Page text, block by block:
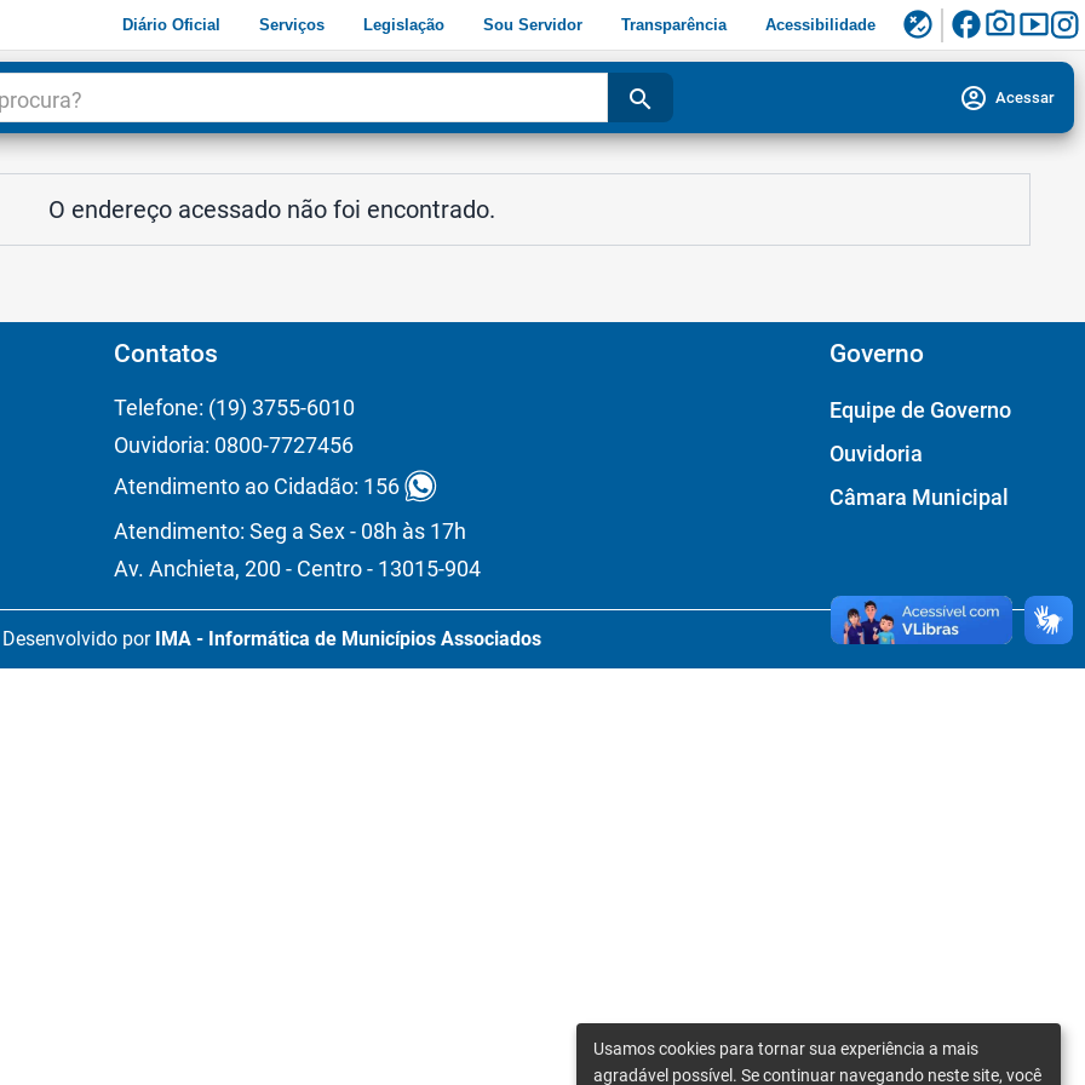
Diário Oficial Serviços Legislação Sou Servidor Transparência Acessibilidade flaky facebookphoto_camerasmart_display
search account_circle Acessar
O endereço acessado não foi encontrado.
Contatos
Telefone: (19) 3755-6010
Ouvidoria: 0800-7727456
Atendimento ao Cidadão: 156
Atendimento: Seg a Sex - 08h às 17h
Av. Anchieta, 200 - Centro - 13015-904
Governo
Equipe de Governo
Ouvidoria
Câmara Municipal
Desenvolvido por IMA - Informática de Municípios Associados
Usamos cookies para tornar sua experiência a mais
agradável possível. Se continuar navegando neste site, você